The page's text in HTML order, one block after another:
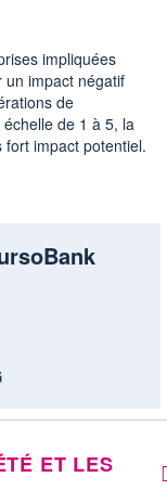
impliquées
un impact négatif
de
de 1 à 5, la
impact potentiel.
ET LES